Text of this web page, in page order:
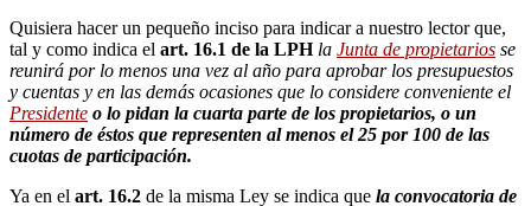
Quisiera hacer un pequeño inciso para indicar a nuestro lector que,
tal y como indica el art. 16.1 de la LPHla Junta de propietarios se
reunirá por lo menos una vez al año para aprobar los presupuestos
y cuentas y en las demás ocasiones que lo considere conveniente el
Presidente o lo pidan la cuarta parte de los propietarios, o un
número de éstos que representen al menos el 25 por 100 de las
cuotas de participación.
Ya en el art. 16.2 de la misma Ley se indica que la convocatoria de